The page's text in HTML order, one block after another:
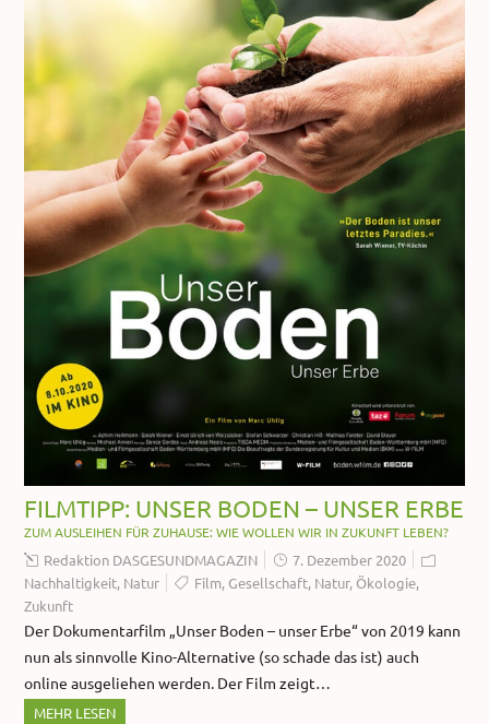
FILMTIPP: UNSER BODEN – UNSER ERBE
ZUM AUSLEIHEN FÜR ZUHAUSE: WIE WOLLEN WIR IN ZUKUNFT LEBEN?
Redaktion DASGESUNDMAGAZIN
7. Dezember 2020
Nachhaltigkeit, Natur Film,Gesellschaft, Natur,Ökologie,
Zukunft
Der Dokumentarfilm „Unser Boden – unser Erbe“ von 2019 kann
nun als sinnvolle Kino-Alternative (so schade das ist) auch
online ausgeliehen werden. Der Film zeigt…
MEHR LESEN